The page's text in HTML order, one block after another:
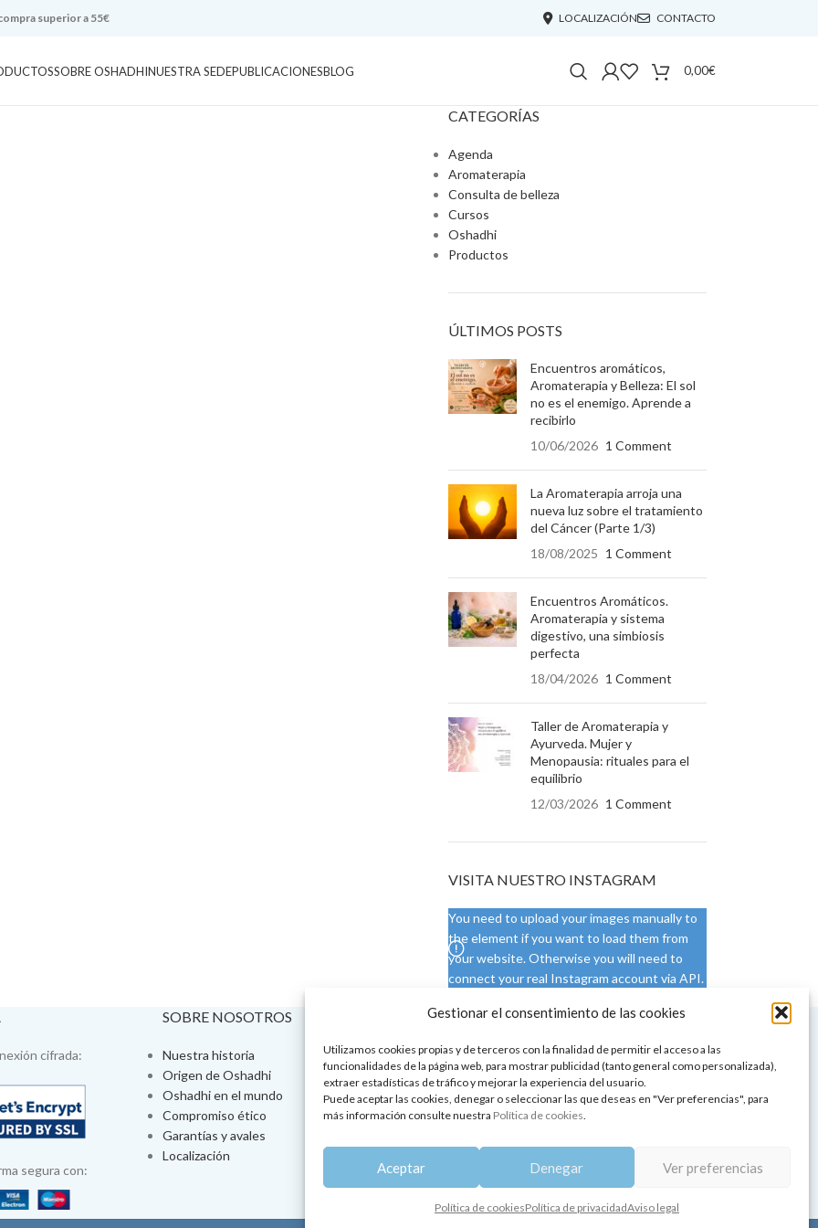
Gestionar el consentimiento de las cookies
Utilizamos cookies propias y de terceros con la finalidad de permitir el acceso a las
funcionalidades de la página web, para mostrar publicidad (tanto general como personalizada),
extraer estadísticas de tráfico y mejorar la experiencia del usuario.
Puede aceptar las cookies, denegar o seleccionar las que deseas en "Ver preferencias", para
más información consulte nuestra Política de cookies.
Aceptar Denegar Ver preferencias
Política de cookiesPolítica de privacidadAviso legal
superior a 55€ LOCALIZACIÓN CONTACTO
SOBRE OSHADHINUESTRA SEDEPUBLICACIONESBLOG 0,00€
CATEGORÍAS
Agenda
Aromaterapia
Consulta de belleza
Cursos
Oshadhi
Productos
ÚLTIMOS POSTS
Encuentros aromáticos,
Aromaterapia y Belleza: El sol
no es el enemigo. Aprende a
recibirlo
10/06/2026 1 Comment
La Aromaterapia arroja una
nueva luz sobre el tratamiento
del Cáncer (Parte 1/3)
18/08/2025 1 Comment
Encuentros Aromáticos.
Aromaterapia y sistema
digestivo, una simbiosis
perfecta
18/04/2026 1 Comment
Taller de Aromaterapia y
Ayurveda. Mujer y
Menopausia: rituales para el
equilibrio
12/03/2026 1 Comment
VISITA NUESTRO INSTAGRAM
You need to upload your images manually to
the element if you want to load them from
your website. Otherwise you will need to
connect your real Instagram account via API.
cifrada:
segura con:
SOBRE NOSOTROS
Nuestra historia
Origen de Oshadhi
Oshadhi en el mundo
Compromiso ético
Garantías y avales
Localización
VISÍTA NUESTRA SEDE
Tienda física
Talleres de aromaterapia
Tratamientos de belleza
Ayurveda
Aromaterapia y bienestar
CONDICIONES DE USO
Condiciones generales
Cambios y devoluciones
Formas de pago
Formas de envío